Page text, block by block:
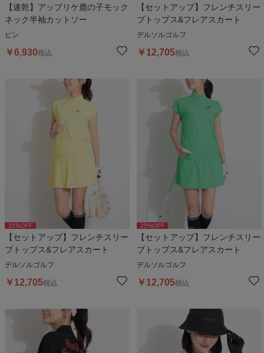
【速乾】アップリケ鹿の子モック
ネック半袖カットソー
ピン
￥6,930税込
【セットアップ】フレンチスリー
ブトップス&フレアスカート
デルソルゴルフ
￥ 12,705税込
25%OFF
【セットアップ】フレンチスリー
ブトップス&フレアスカート
デルソルゴルフ
￥ 12,705税込
25%OFF
【セットアップ】フレンチスリー
ブトップス&フレアスカート
デルソルゴルフ
￥ 12,705税込